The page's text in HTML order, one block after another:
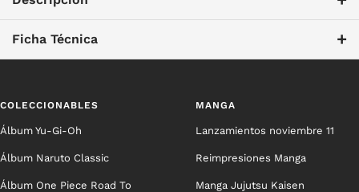
Ficha Técnica +
COLECCIONABLES
Álbum Yu-Gi-Oh
Álbum Naruto Classic
Álbum One Piece Road To
MANGA
Lanzamientos noviembre 11
Reimpresiones Manga
Manga Jujutsu Kaisen